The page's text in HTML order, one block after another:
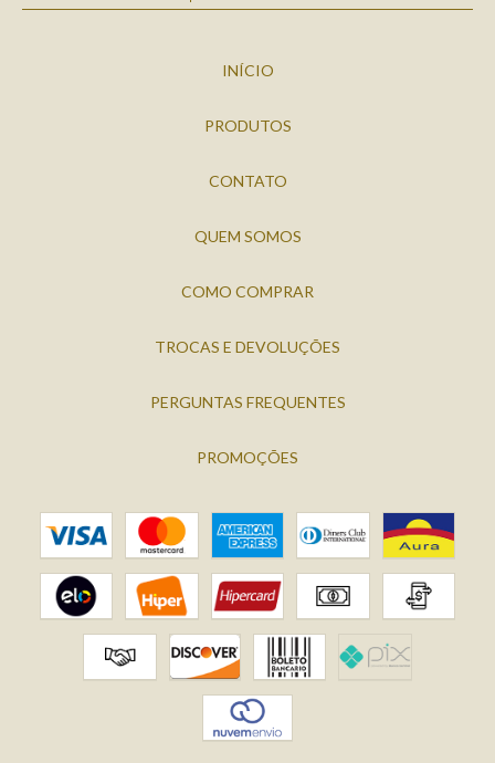
INÍCIO
PRODUTOS
CONTATO
QUEM SOMOS
COMO COMPRAR
TROCAS E DEVOLUÇÕES
PERGUNTAS FREQUENTES
PROMOÇÕES